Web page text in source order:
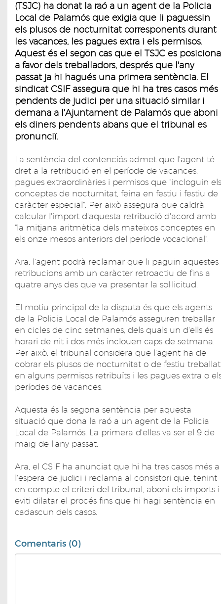
(TSJC) ha donat la raó a un agent de la Policia
Local de Palamós que exigia que li paguessin
els plusos de nocturnitat corresponents durant
les vacances, les pagues extra i els permisos.
Aquest és el segon cas que el TSJC es posiciona
a favor dels treballadors, després que l'any
passat ja hi hagués una primera sentència. El
sindicat CSIF assegura que hi ha tres casos més
pendents de judici per una situació similar i
demana a l'Ajuntament de Palamós que aboni
els diners pendents abans que el tribunal es
pronunciï.
La sentència del contenciós admet que l'agent té
dret a la retribució en el període de vacances,
pagues extraordinàries i permisos que "incloguin els
conceptes de nocturnitat, feina en festiu i festiu de
caràcter especial". Per això assegura que caldrà
calcular l'import d'aquesta retribució d'acord amb
"la mitjana aritmètica dels mateixos conceptes en
els onze mesos anteriors del període vocacional".
Ara, l'agent podrà reclamar que li paguin aquestes
retribucions amb un caràcter retroactiu de fins a
quatre anys des que va presentar la sol·licitud.
El motiu principal de la disputa és que els agents
de la Policia Local de Palamós asseguren treballar
en cicles de cinc setmanes, dels quals un d'ells és
horari de nit i dos més inclouen caps de setmana.
Per això, el tribunal considera que l'agent ha de
cobrar els plusos de nocturnitat o de festiu treballat
en alguns permisos retribuïts i les pagues extra o
períodes de vacances.
Aquesta és la segona sentència per aquesta
situació que dona la raó a un agent de la Policia
Local de Palamós. La primera d'elles va ser el 9 de
maig de l'any passat.
Ara, el CSIF ha anunciat que hi ha tres casos més a
l'espera de judici i reclama al consistori que, tenint
en compte el criteri del tribunal, aboni els imports i
eviti dilatar el procés fins que hi hagi sentència en
cadascun dels casos.
Comentaris (0)